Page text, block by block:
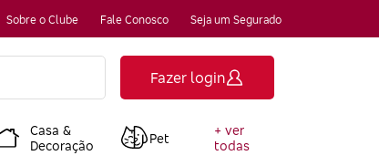
Sobre o Clube Fale Conosco Seja um Segurado
Fazer login
Casa &
Decoração
Pet
+ ver
todas